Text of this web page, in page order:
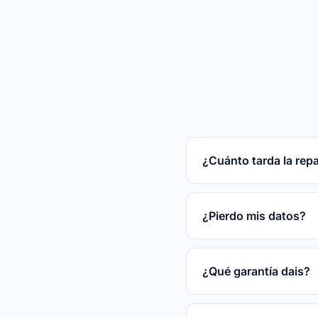
¿Cuánto tarda la
Reparaciones
tras el diagnóstico
¿Pierdo mis datos?
En la mayoría de las
disco.
¿Qué garantía dais?
3 meses por escrito